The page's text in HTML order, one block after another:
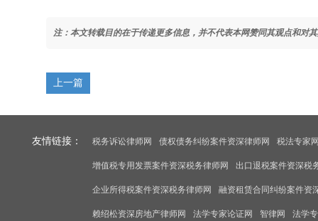
注：本文转载目的在于传递更多信息，并不代表本网赞同其观点和对
上一篇
友情链接： 税务诉讼律师网 债权债务纠纷案件资深律师网 税法专家
增值税专用发票案件资深税务律师网 出口退税案件资深税
企业所得税案件资深税务律师网 融资租赁合同纠纷案件资
赖绍松资深房地产律师网 法学专家论证网 智律网 法学